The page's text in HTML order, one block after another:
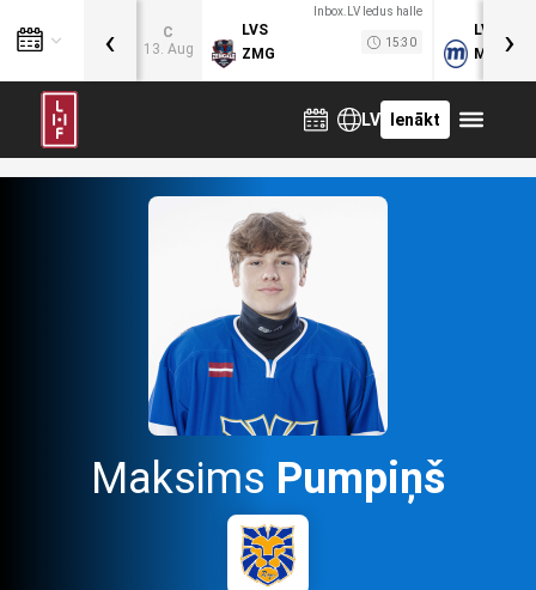
C
13. Aug
Inbox.LV ledus halle
LVS
ZMG
15:30
LVB
MOG
‹ ›
LV Ienākt
Maksims Pumpiņš